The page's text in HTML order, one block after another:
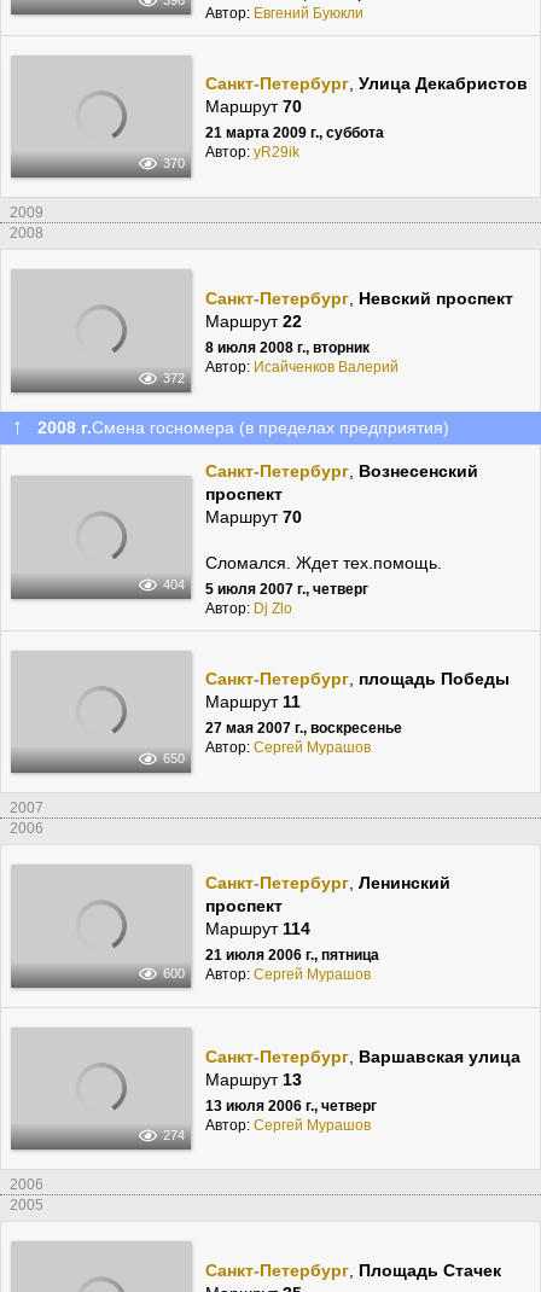
Автор: Евгений Буюкли
370
Санкт-Петербург, Улица Декабристов
Маршрут70
21 марта 2009 г., суббота
Автор: yR29ik
2009
2008
372
Санкт-Петербург, Невский проспект
Маршрут22
8 июля 2008 г., вторник
Автор: Исайченков Валерий
↑ 2008 г.Смена госномера (в пределах предприятия)
404
Санкт-Петербург, Вознесенский
проспект
Маршрут70
Сломался. Ждет тех.помощь.
5 июля 2007 г., четверг
Автор: Dj Zlo
650
Санкт-Петербург, площадь Победы
Маршрут11
27 мая 2007 г., воскресенье
Автор: Сергей Мурашов
2007
2006
600
Санкт-Петербург, Ленинский
проспект
Маршрут 114
21 июля 2006 г., пятница
Автор: Сергей Мурашов
274
Санкт-Петербург, Варшавская улица
Маршрут 13
13 июля 2006 г., четверг
Автор: Сергей Мурашов
2006
2005
Санкт-Петербург, Площадь Стачек